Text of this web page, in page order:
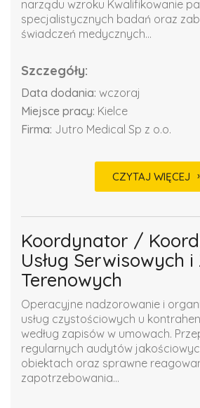
narządu wzroku Kwalifikowanie
specjalistycznych badań oraz
świadczeń medycznych...
Szczegóły:
Data dodania: wczoraj
Miejsce pracy: Kielce
Firma: Jutro Medical Sp z o.o.
CZYTAJ WIĘCEJ
Koordynator /
Usług Serwisowych i
Terenowych
Operacyjne nadzorowanie i
usług czystościowych u
według zapisów w umowach.
regularnych audytów
obiektach oraz sprawne
zapotrzebowania...